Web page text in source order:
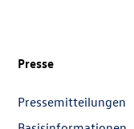
Presse
Pressemitteilungen